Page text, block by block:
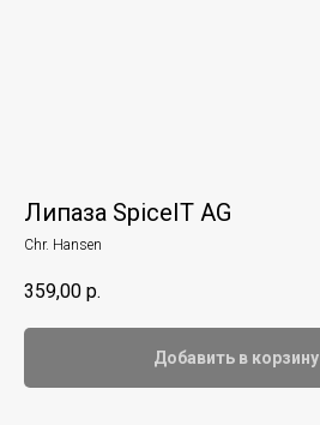
Липаза SpiceIT AG
Chr. Hansen
359,00 р.
Добавить в корзину